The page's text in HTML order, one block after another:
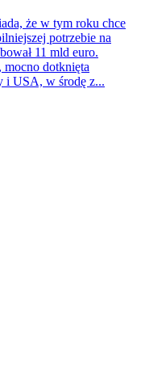
że w tym roku chce
potrzebie na
11 mld euro.
dotknięta
i USA, w środę z...